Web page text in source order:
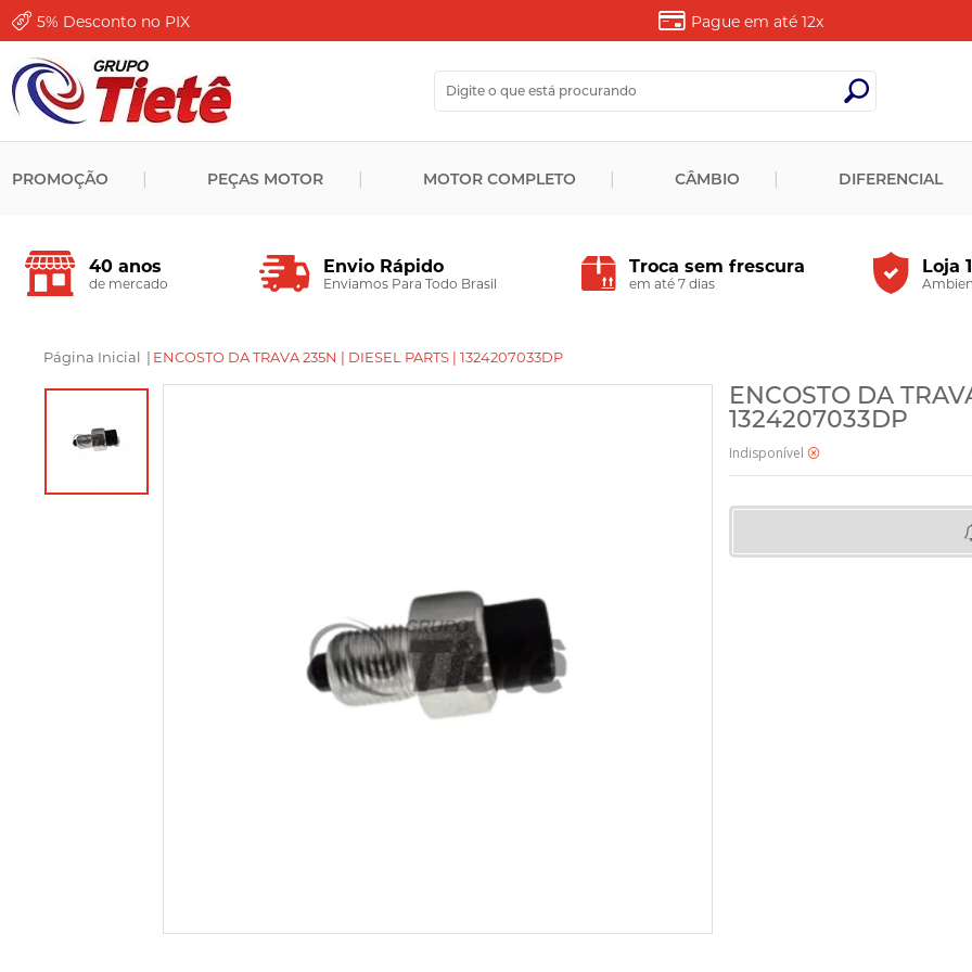
5% Desconto no PIX Pague em até 12x
PROMOÇÃO PEÇAS MOTOR MOTOR COMPLETO CÂMBIO DIFERENCIAL
40 anos
de mercado
Envio Rápido
Enviamos Para Todo Brasil
Troca sem frescura
em até 7 dias
Loja
Página Inicial | ENCOSTO DA TRAVA 235N | DIESEL PARTS | 1324207033DP
ENCOSTO DA
1324207033DP
Indisponível